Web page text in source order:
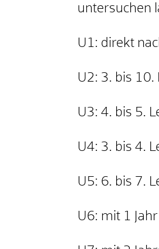
untersuchen
U1: direkt
U2: 3. bis 10.
U3: 4. bis 5.
U4: 3. bis 4.
U5: 6. bis 7.
U6: mit 1